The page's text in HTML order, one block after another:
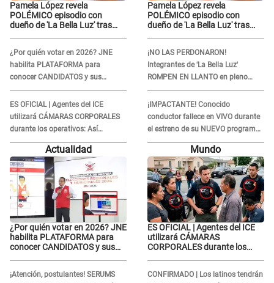
Pamela López revela
POLÉMICO episodio con
dueño de 'La Bella Luz' tras
¿Por quién votar en 2026? JNE
habilita PLATAFORMA para
conocer CANDIDATOS y sus
propuestas
ES OFICIAL | Agentes del ICE
utilizará CÁMARAS CORPORALES
durante los operativos: Así
afectará a inmigrantes
Pamela López revela
POLÉMICO episodio con
dueño de 'La Bella Luz' tras
¡NO LAS PERDONARON!
Integrantes de 'La Bella Luz'
ROMPEN EN LLANTO en pleno
concierto y reciben FUERTES
CRÍTICAS: “La víctima ...”
¡IMPACTANTE! Conocido
conductor fallece en VIVO durante
el estreno de su NUEVO programa:
así fueron sus últimos segundos al
Actualidad
¿Por quién votar en 2026? JNE
habilita PLATAFORMA para
conocer CANDIDATOS y sus
¡Atención, postulantes! SERUMS
Mundo
ES OFICIAL | Agentes del ICE
utilizará CÁMARAS
CORPORALES durante los
CONFIRMADO | Los latinos tendrán